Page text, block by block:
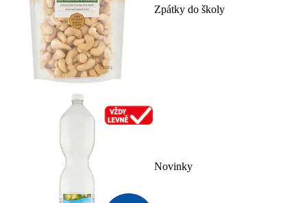
Zpátky do školy
Novinky